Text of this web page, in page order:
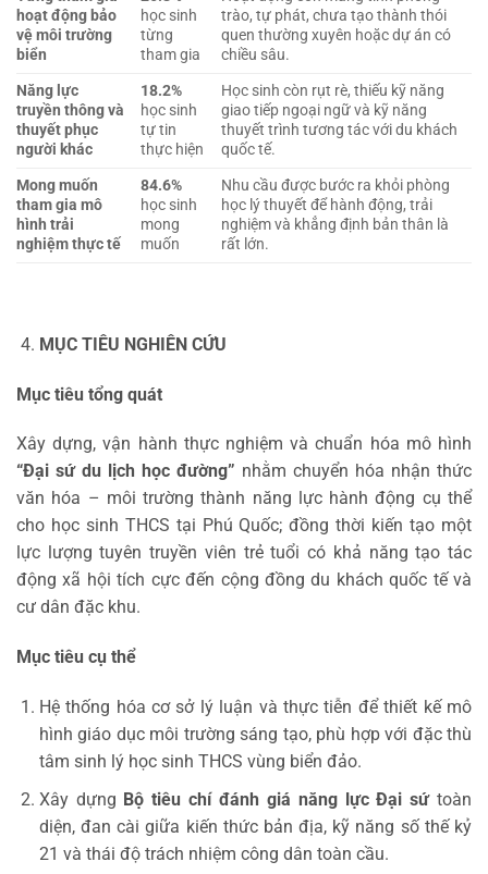
hoạt động bảo
vệ môi trường
biển
học sinh
từng
tham gia
trào, tự phát, chưa tạo thành thói
quen thường xuyên hoặc dự án có
chiều sâu.
Năng lực
truyền thông và
thuyết phục
người khác
18.2%
học sinh
tự tin
thực hiện
Học sinh còn rụt rè, thiếu kỹ năng
giao tiếp ngoại ngữ và kỹ năng
thuyết trình tương tác với du khách
quốc tế.
Mong muốn
tham gia mô
hình trải
nghiệm thực tế
84.6%
học sinh
mong
muốn
Nhu cầu được bước ra khỏi phòng
học lý thuyết để hành động, trải
nghiệm và khẳng định bản thân là
rất lớn.
MỤC TIÊU NGHIÊN CỨU
Mục tiêu tổng quát
Xây dựng, vận hành thực nghiệm và chuẩn hóa mô hình
“Đại sứ du lịch học đường” nhằm chuyển hóa nhận thức
văn hóa – môi trường thành năng lực hành động cụ thể
cho học sinh THCS tại Phú Quốc; đồng thời kiến tạo một
lực lượng tuyên truyền viên trẻ tuổi có khả năng tạo tác
động xã hội tích cực đến cộng đồng du khách quốc tế và
cư dân đặc khu.
Mục tiêu cụ thể
Hệ thống hóa cơ sở lý luận và thực tiễn để thiết kế mô
hình giáo dục môi trường sáng tạo, phù hợp với đặc thù
tâm sinh lý học sinh THCS vùng biển đảo.
Xây dựng Bộ tiêu chí đánh giá năng lực Đại sứtoàn
diện, đan cài giữa kiến thức bản địa, kỹ năng số thế kỷ
21 và thái độ trách nhiệm công dân toàn cầu.